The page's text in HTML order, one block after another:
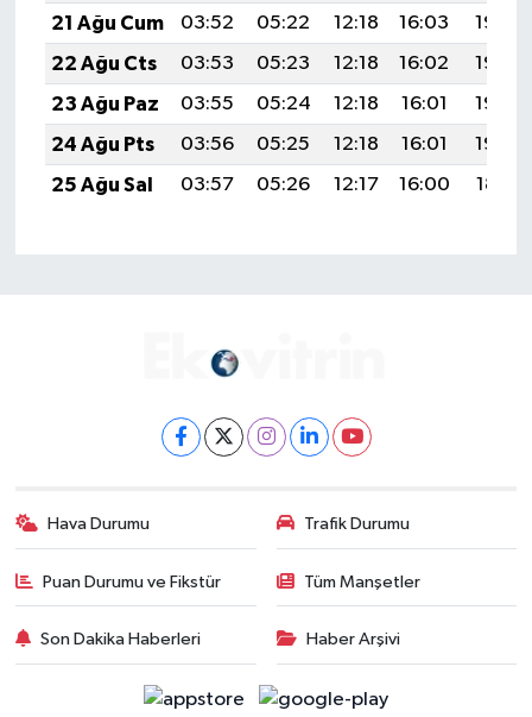
21 Ağu Cum
03:52 05:22 12:18 16:03
19:05
22 Ağu Cts
03:53 05:23 12:18 16:02
19:03
23 Ağu Paz
03:55 05:24 12:18 16:01
19:02
24 Ağu Pts
03:56 05:25 12:18 16:01
19:00
25 Ağu Sal
03:57 05:26 12:17 16:00 18:59
Hava Durumu Trafik Durumu
Puan Durumu ve Fikstür Tüm Manşetler
Son Dakika Haberleri Haber Arşivi